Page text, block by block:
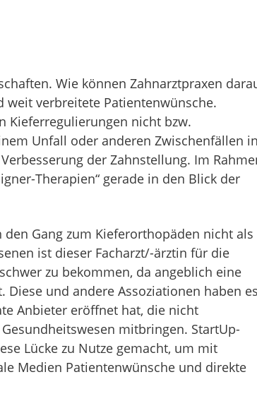
Wie können Zahnarztpraxen
weit verbreitete Patientenwünsche.
Kieferregulierungen nicht bzw.
Unfall oder anderen Zwischenfällen in
der Zahnstellung. Im
Therapien“ gerade in den Blick der
Gang zum Kieferorthopäden nicht als
ist dieser Facharzt/-ärztin für die
zu bekommen, da angeblich eine
und andere Assoziationen haben es
Anbieter eröffnet hat, die nicht
mitbringen. StartUp-
Lücke zu Nutze gemacht, um mit
Medien Patientenwünsche und direkte